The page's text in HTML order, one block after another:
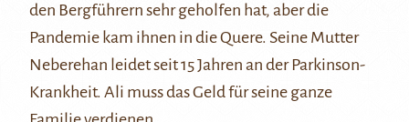
den Bergführern sehr geholfen hat, aber die
Pandemie kam ihnen in die Quere. Seine Mutter
Neberehan leidet seit 15 Jahren an der Parkinson-
Krankheit. Ali muss das Geld für seine ganze